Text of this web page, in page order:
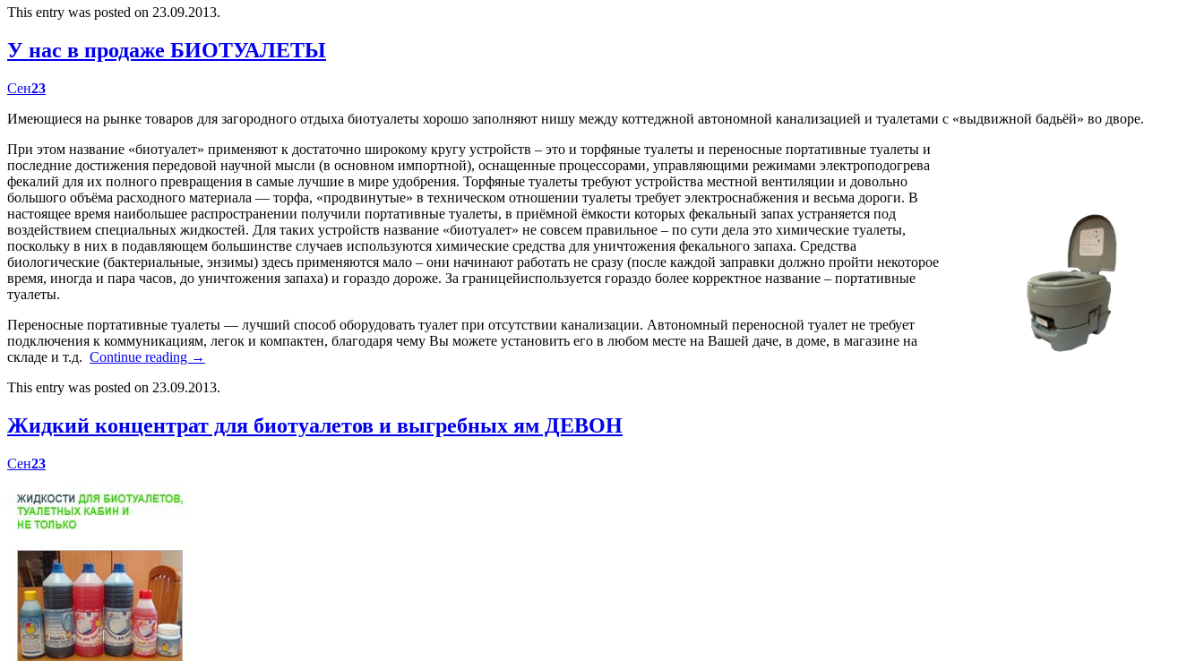
This entry was posted on 23.09.2013.
У нас в продаже БИОТУАЛЕТЫ
Сен23
Имеющиеся на рынке товаров для загородного отдыха биотуалеты хорошо заполняют нишу между коттеджной автономной канализацией и туалетами с «выдвижной бадьёй» во дворе.
При этом название «биотуалет» применяют к достаточно широкому кругу устройств – это и торфяные туалеты и переносные портативные туалеты и
последние достижения передовой научной мысли (в основном импортной), оснащенные процессорами, управляющими режимами электроподогрева
фекалий для их полного превращения в самые лучшие в мире удобрения. Торфяные туалеты требуют устройства местной вентиляции и довольно
большого объёма расходного материала — торфа, «продвинутые» в техническом отношении туалеты требует электроснабжения и весьма дороги. В
настоящее время наибольшее распространении получили портативные туалеты, в приёмной ёмкости которых фекальный запах устраняется под
воздействием специальных жидкостей. Для таких устройств название «биотуалет» не совсем правильное – по сути дела это химические туалеты,
поскольку в них в подавляющем большинстве случаев используются химические средства для уничтожения фекального запаха. Средства
биологические (бактериальные, энзимы) здесь применяются мало – они начинают работать не сразу (после каждой заправки должно пройти некоторое
время, иногда и пара часов, до уничтожения запаха) и гораздо дороже. За границейиспользуется гораздо более корректное название – портативные
туалеты.
Переносные портативные туалеты — лучший способ оборудовать туалет при отсутствии канализации. Автономный переносной туалет не требует
подключения к коммуникациям, легок и компактен, благодаря чему Вы можете установить его в любом месте на Вашей даче, в доме, в магазине на
складе и т.д. Continue reading →
This entry was posted on 23.09.2013.
Жидкий концентрат для биотуалетов и выгребных ям ДЕВОН
Сен23